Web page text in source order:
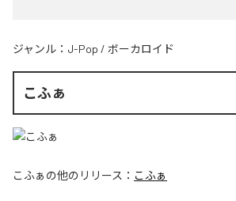
ジャンル： J-Pop / ボーカロイド
こふぁ
こふぁ の他のリリース： こふぁ